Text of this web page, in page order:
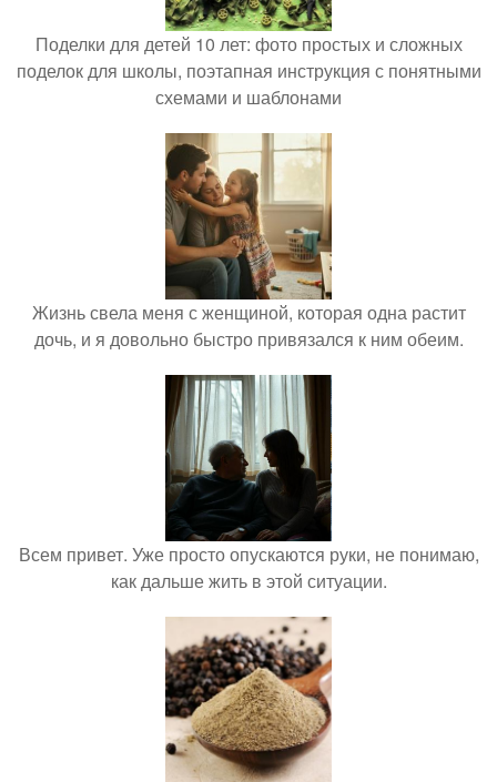
Поделки для детей 10 лет: фото простых и сложных
поделок для школы, поэтапная инструкция с понятными
схемами и шаблонами
Жизнь свела меня с женщиной, которая одна растит
дочь, и я довольно быстро привязался к ним обеим.
Всем привет. Уже просто опускаются руки, не понимаю,
как дальше жить в этой ситуации.